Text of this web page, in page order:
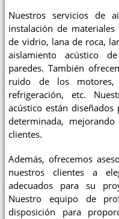
Nuestros servicios de
instalación de
de vidrio, lana de roca,
aislamiento acústico
paredes. También
ruido de los
refrigeración, etc.
acústico están
determinada,
clientes.
Además, ofrecemos
nuestros clientes a
adecuados para su
Nuestro equipo de
disposición para